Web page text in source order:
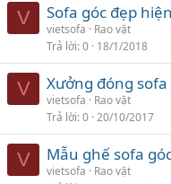
V Sofa góc đẹp
vietsofa
Rao vặt
Trả lời 0 18/1/2018
V Xưởng đóng
vietsofa
Rao vặt
Trả lời 0 20/10/2017
V Mẫu ghế sofa
vietsofa
Rao vặt